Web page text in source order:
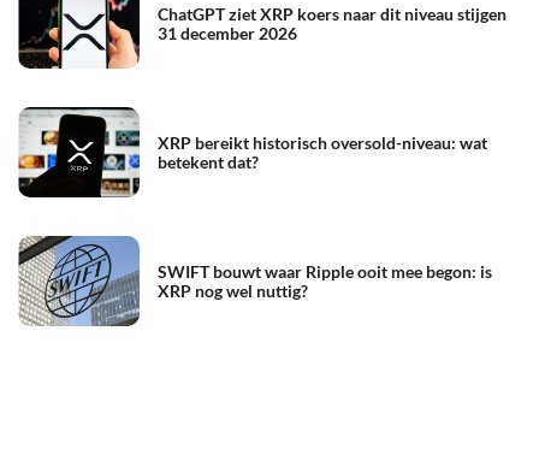
ChatGPT ziet XRP koers naar dit niveau stijgen
31 december 2026
XRP bereikt historisch oversold-niveau: wat
betekent dat?
SWIFT bouwt waar Ripple ooit mee begon: is
XRP nog wel nuttig?